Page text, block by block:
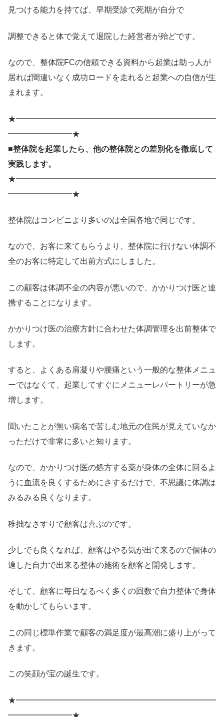
見つける能力を持てば、早期受診で死期が自分で
調整できると体で覚えて退院した経営者が殆どです。
なので、整体院FCの信頼できる資料から起業は助っ人が
居れば間違いなく成功ロードを走れると起業への自信が生
まれます。
★━━━━━━━━━━━━━━━━━━━━━━━━━
━━━━━━━━★
■整体院を起業したら、他の整体院との差別化を徹底して
実践します。
★━━━━━━━━━━━━━━━━━━━━━━━━━
━━━━━━━━★
整体院はコンビニより多いのは全国各地で同じです。
なので、お客に来てもらうより、整体院に行けない体調不
全のお客に特定して出前方式にしました。
この顧客は体調不全の内容が悪いので、かかりつけ医と連
携することになります。
かかりつけ医の治療方針に合わせた体調管理を出前整体で
します。
すると、よくある肩凝りや腰痛という一般的な整体メニュ
ーではなくて、起業してすぐにメニューレパートリーが急
増します。
聞いたことが無い病名で苦しむ地元の住民が見えていなか
っただけで非常に多いと知ります。
なので、かかりつけ医の処方する薬が身体の全体に回るよ
うに血流を良くするためにさするだけで、不思議に体調は
みるみる良くなります。
稚拙なさすりで顧客は喜ぶのです。
少しでも良くなれば、顧客はやる気が出て来るので個体の
適した自力で出来る整体の施術を顧客と開発します。
そして、顧客に毎日なるべく多くの回数で自力整体で身体
を動かしてもらいます。
この同じ標準作業で顧客の満足度が最高潮に盛り上がって
きます。
この笑顔が宝の誕生です。
★━━━━━━━━━━━━━━━━━━━━━━━━━
━━━━━━━━★